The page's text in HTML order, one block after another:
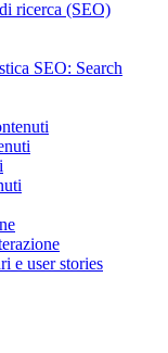
ricerca (SEO)
SEO: Search
e user stories